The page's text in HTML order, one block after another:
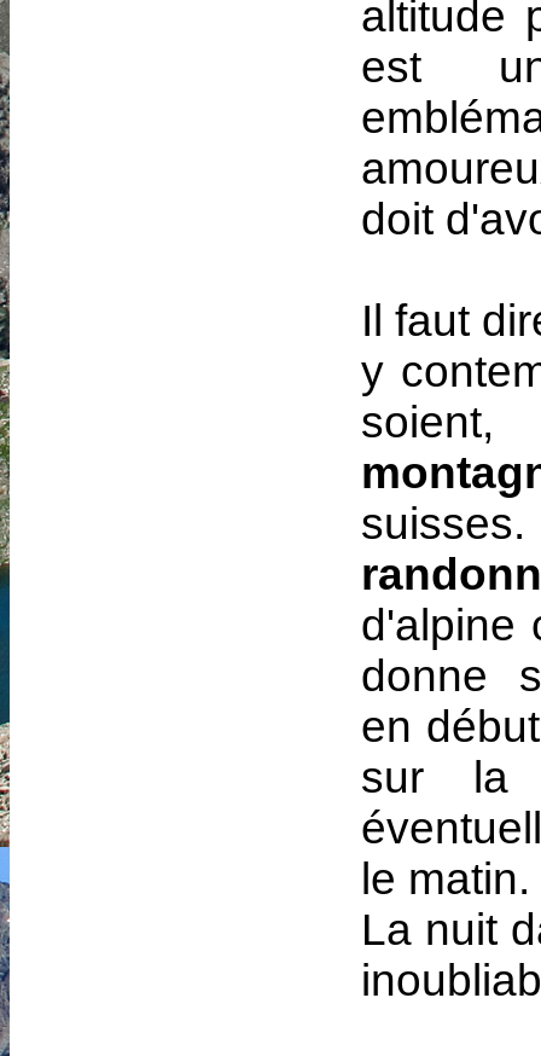
altitude
est
doit
Il faut
y
suisses.
d'alpine
donne
en
sur la
le matin.
La nuit